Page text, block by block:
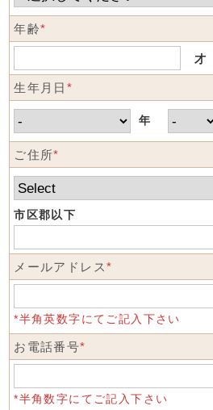
年齢*
才
生年月日 *
年
ご住所*
市区郡以下
メールアドレス*
*半角英数字にてご記入下さい
お電話番号*
*半角数字にてご記入下さい